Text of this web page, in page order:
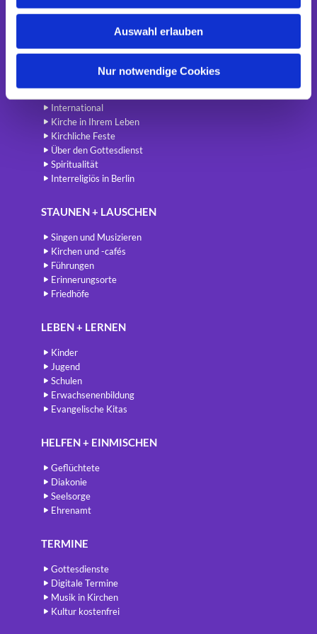
Auswahl erlauben
Nur notwendige Cookies
Startseite
BETEN + FEIERN
International
Kirche in Ihrem Leben
Kirchliche Feste
Über den Gottesdienst
Spiritualität
Interreligiös in Berlin
STAUNEN + LAUSCHEN
Singen und Musizieren
Kirchen und -cafés
Führungen
Erinnerungsorte
Friedhöfe
LEBEN + LERNEN
Kinder
Jugend
Schulen
Erwachsenenbildung
Evangelische Kitas
HELFEN + EINMISCHEN
Geflüchtete
Diakonie
Seelsorge
Ehrenamt
TERMINE
Gottesdienste
Digitale Termine
Musik in Kirchen
Kultur kostenfrei